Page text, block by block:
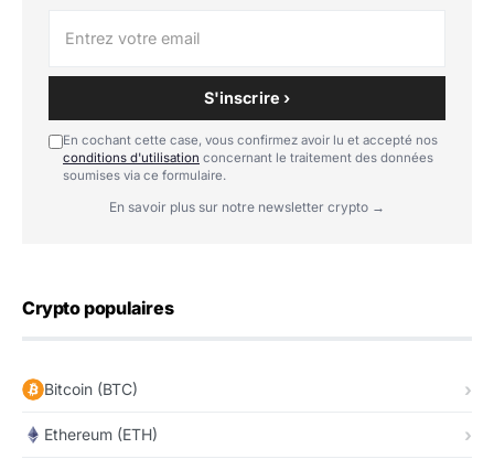
S'inscrire ›
En cochant cette case, vous confirmez avoir lu et accepté nos
conditions d'utilisation concernant le traitement des données
soumises via ce formulaire.
En savoir plus sur notre newsletter crypto →
Crypto populaires
Bitcoin (BTC)
Ethereum (ETH)